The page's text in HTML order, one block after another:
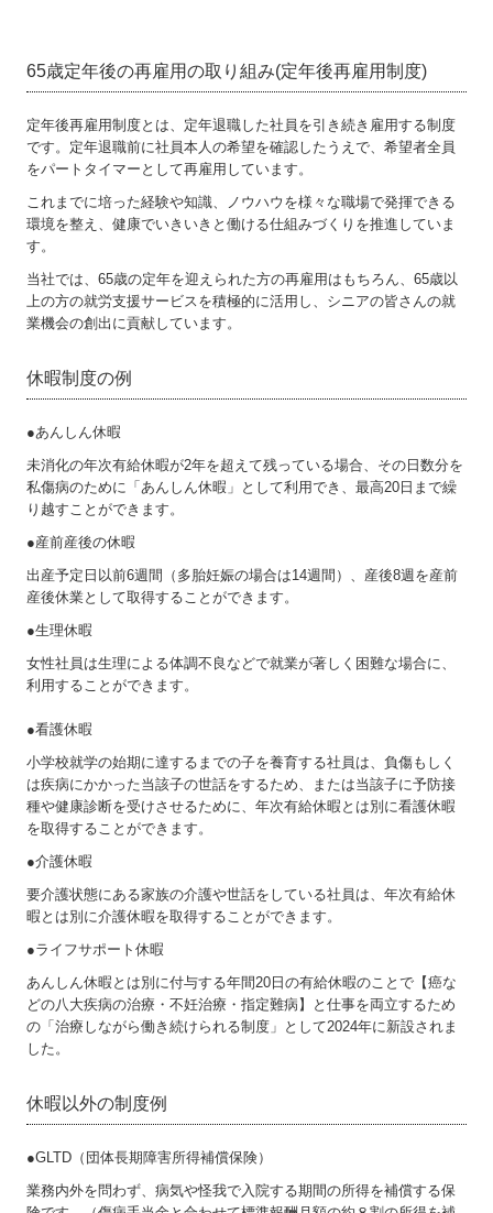
65歳定年後の再雇用の取り組み(定年後再雇用制度)
定年後再雇用制度とは、定年退職した社員を引き続き雇用する制度
です。定年退職前に社員本人の希望を確認したうえで、希望者全員
をパートタイマーとして再雇用しています。
これまでに培った経験や知識、ノウハウを様々な職場で発揮できる
環境を整え、健康でいきいきと働ける仕組みづくりを推進していま
す。
当社では、65歳の定年を迎えられた方の再雇用はもちろん、65歳以
上の方の就労支援サービスを積極的に活用し、シニアの皆さんの就
業機会の創出に貢献しています。
休暇制度の例
●あんしん休暇
未消化の年次有給休暇が2年を超えて残っている場合、その日数分を
私傷病のために「あんしん休暇」として利用でき、最高20日まで繰
り越すことができます。
●産前産後の休暇
出産予定日以前6週間（多胎妊娠の場合は14週間）、産後8週を産前
産後休業として取得することができます。
●生理休暇
女性社員は生理による体調不良などで就業が著しく困難な場合に、
利用することができます。
●看護休暇
小学校就学の始期に達するまでの子を養育する社員は、負傷もしく
は疾病にかかった当該子の世話をするため、または当該子に予防接
種や健康診断を受けさせるために、年次有給休暇とは別に看護休暇
を取得することができます。
●介護休暇
要介護状態にある家族の介護や世話をしている社員は、年次有給休
暇とは別に介護休暇を取得することができます。
●ライフサポート休暇
あんしん休暇とは別に付与する年間20日の有給休暇のことで【癌な
どの八大疾病の治療・不妊治療・指定難病】と仕事を両立するため
の「治療しながら働き続けられる制度」として2024年に新設されま
した。
休暇以外の制度例
●GLTD（団体長期障害所得補償保険）
業務内外を問わず、病気や怪我で入院する期間の所得を補償する保